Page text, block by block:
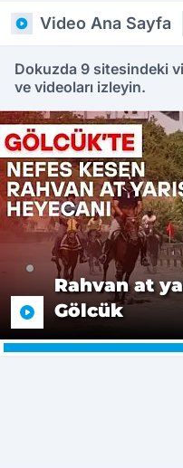
Video Ana Sayfa
Dokuzda 9 sitesindeki
ve videoları izleyin.
Rahvan at
Gölcük